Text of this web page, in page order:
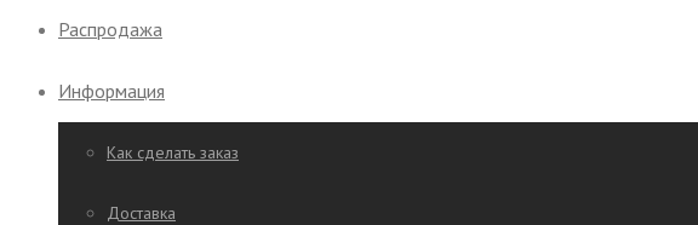
Распродажа
Информация
Как сделать заказ
Доставка